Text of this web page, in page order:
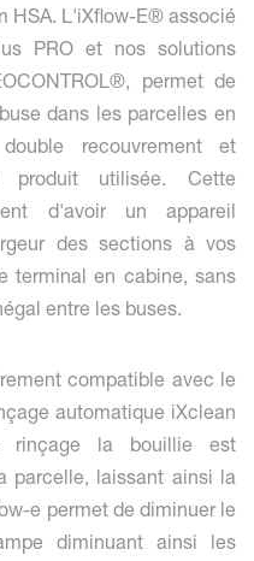
HSA. L'iXflow-E® associé
PRO et nos solutions
permet de
dans les parcelles en
recouvrement et
utilisée. Cette
d'avoir un appareil
des sections à vos
terminal en cabine, sans
entre les buses.
compatible avec le
automatique iXclean
la bouillie est
parcelle, laissant ainsi la
e permet de diminuer le
diminuant ainsi les